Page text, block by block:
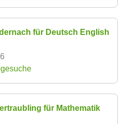
für Deutsch English
für Mathematik